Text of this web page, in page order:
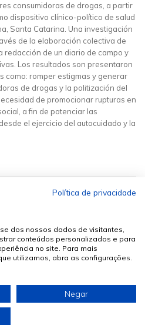
consumidoras de drogas, a partir
dispositivo clínico-político de salud
Santa Catarina. Una investigación
de la elaboración colectiva de
redacción de un diario de campo y
Los resultados son presentaron
como: romper estigmas y generar
de drogas y la politización del
de promocionar rupturas en
a fin de potenciar las
el ejercicio del autocuidado y la
. Todos os Direitos Reservados
por
Política de privacidade
dos nossos dados de visitantes,
conteúdos personalizados e para
no site. Para mais
utilizamos, abra as configurações.
Negar